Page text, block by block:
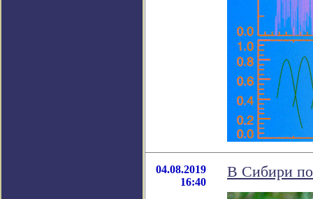
04.08.2019
16:40
В Сибири